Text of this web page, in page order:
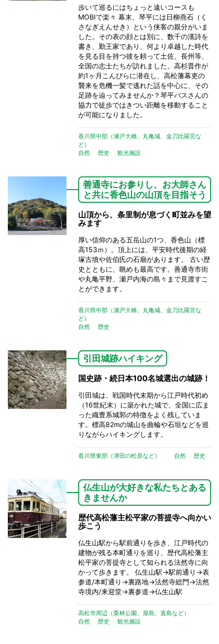
歩いて巡るにはちょっと遠いコースも
MOBIで楽々 幕末、琴平には日柳燕石（く
さなぎえんせき）という侠客の親分がいま
した。その表の顔とは別に、数千の漢詩を
書き、勤王家であり、何より卓越した時代
を見る目を持つ彼を頼って土佐、長州等、
全国の志士たちが訪れました。高杉晋作が
約1ヶ月こんぴらに潜在し、高松藩幕吏の
襲来を危機一髪で逃れた話を中心に、その
足跡を辿ってみませんか？琴平バスさんの
協力で徒歩ではきつい距離を移動すること
が可能になりました。
香川県中部（瀬戸大橋、丸亀城、金刀比羅宮な
ど）
自然
歴史 観光施設
善通寺にお参りし、お大師さん
と共に香色山の山頂を目指そう
山頂から、条里制が息づく町並みを望
みます
厚い信仰のある五岳山の1つ、香色山（標
高153ｍ）。頂上には、平安時代後期の経
塚古墳や佐伯氏の石廟があります。 古い歴
史とともに、眺めも最高です。善通寺市街
や丸亀平野、瀬戸内海の島々まで見渡すこ
とができます。
香川県中部（瀬戸大橋、丸亀城、金刀比羅宮な
ど）
自然
歴史
引田城跡ハイキング
国史跡・続日本100名城選出の城跡！
引田城は、戦国時代末期から江戸時代初め
（16世紀末）に築かれた城で、全国に広ま
った織豊系城郭の特徴をよく残していま
す。標高82mの城山を曲輪や石垣などを巡
りながらハイキングします。
香川県東部（津田の松原など） 自然 歴史
仏生山が大好きな私たちとある
きませんか
歴代高松藩主松平家の菩提寺へ向かい
歩こう
仏生山駅から駅前通りを歩き、江戸時代の
建物が残る本町通りを巡り、歴代高松藩主
松平家の菩提寺として知られる法然寺に向
かって歩きます。 仏生山駅→駅前通り→表
参道/本町通り→裏路地→法然寺総門→法然
寺境内/来迎堂→裏参道→仏生山駅
高松市周辺（栗林公園、屋島、直島など）
自然
歴史 観光施設